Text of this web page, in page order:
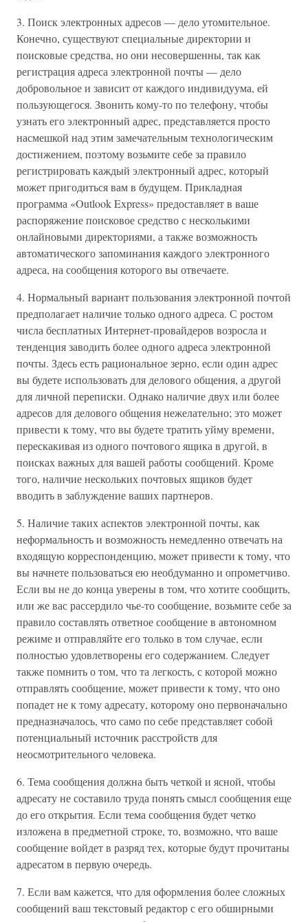
3. Поиск электронных адресов — дело утомительное.
Конечно, существуют специальные директории и
поисковые средства, но они несовершенны, так как
регистрация адреса электронной почты — дело
добровольное и зависит от каждого индивидуума, ей
пользующегося. Звонить кому-то по телефону, чтобы
узнать его электронный адрес, представляется просто
насмешкой над этим замечательным технологическим
достижением, поэтому возьмите себе за правило
регистрировать каждый электронный адрес, который
может пригодиться вам в будущем. Прикладная
программа «Outlook Express» предоставляет в ваше
распоряжение поисковое средство с несколькими
онлайновыми директориями, а также возможность
автоматического запоминания каждого электронного
адреса, на сообщения которого вы отвечаете.
4. Нормальный вариант пользования электронной почтой
предполагает наличие только одного адреса. С ростом
числа бесплатных Интернет-провайдеров возросла и
тенденция заводить более одного адреса электронной
почты. Здесь есть рациональное зерно, если один адрес
вы будете использовать для делового общения, а другой
для личной переписки. Однако наличие двух или более
адресов для делового общения нежелательно; это может
привести к тому, что вы будете тратить уйму времени,
перескакивая из одного почтового ящика в другой, в
поисках важных для вашей работы сообщений. Кроме
того, наличие нескольких почтовых ящиков будет
вводить в заблуждение ваших партнеров.
5. Наличие таких аспектов электронной почты, как
неформальность и возможность немедленно отвечать на
входящую корреспонденцию, может привести к тому, что
вы начнете пользоваться ею необдуманно и опрометчиво.
Если вы не до конца уверены в том, что хотите сообщить,
или же вас рассердило чье-то сообщение, возьмите себе за
правило составлять ответное сообщение в автономном
режиме и отправляйте его только в том случае, если
полностью удовлетворены его содержанием. Следует
также помнить о том, что та легкость, с которой можно
отправлять сообщение, может привести к тому, что оно
попадет не к тому адресату, которому оно первоначально
предназначалось, что само по себе представляет собой
потенциальный источник расстройств для
неосмотрительного человека.
6. Тема сообщения должна быть четкой и ясной, чтобы
адресату не составило труда понять смысл сообщения еще
до его открытия. Если тема сообщения будет четко
изложена в предметной строке, то, возможно, что ваше
сообщение войдет в разряд тех, которые будут прочитаны
адресатом в первую очередь.
7. Если вам кажется, что для оформления более сложных
сообщений ваш текстовый редактор с его обширными